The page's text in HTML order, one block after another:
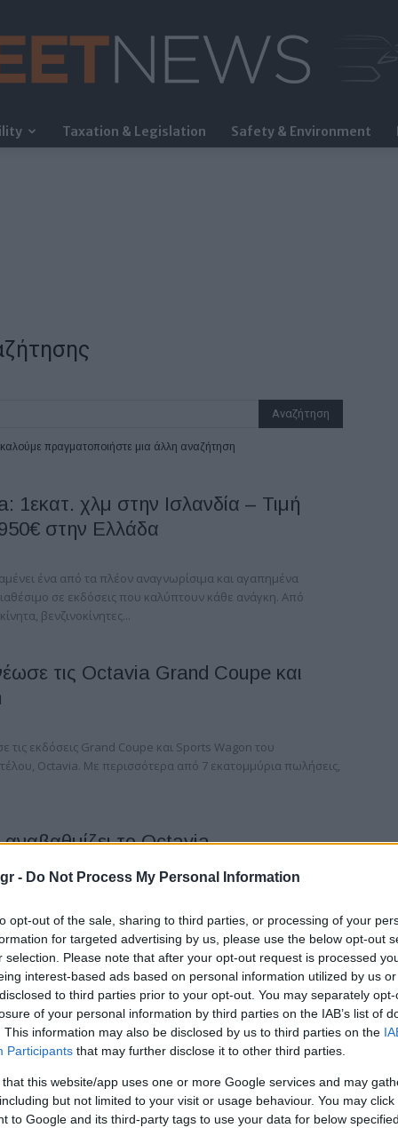
- Do Not Process My Personal Information
opt-out of the sale, sharing to third parties, or processing of your
for targeted advertising by us, please use the below opt-out
selection. Please note that after your opt-out request is processed
interest-based ads based on personal information utilized by us
to third parties prior to your opt-out. You may separately
of your personal information by third parties on the IAB’s list of
This information may also be disclosed by us to third parties on the
Participants that may further disclose it to other third parties.
that this website/app uses one or more Google services and may
but not limited to your visit or usage behaviour. You may
to Google and its third-party tags to use your data for below
FleetNews
Taxation & Legislation Safety & Environment
πραγματοποιήστε μια άλλη αναζήτηση
1εκατ. χλμ στην Ισλανδία – Τιμή
στην Ελλάδα
ένα από τα πλέον αναγνωρίσιμα και αγαπημένα
σε εκδόσεις που καλύπτουν κάθε ανάγκη. Από
βενζινοκίνητες...
τις Octavia Grand Coupe και
τις εκδόσεις Grand Coupe και Sports Wagon του
Octavia. Με περισσότερα από 7 εκατομμύρια πωλήσεις,
το Octavia
γιορτάζει 25 χρόνια με πρωτιά
αυτοκίνητα και 25 χρόνια επιτυχιών για τη Skoda
το πρώτο μοντέλο της οποίας βγήκε από τη...